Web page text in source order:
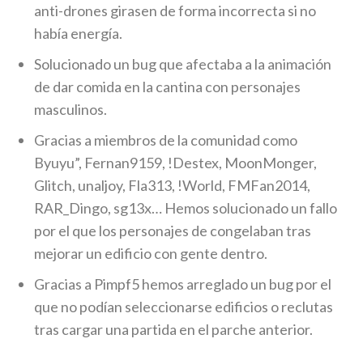
anti-drones girasen de forma incorrecta si no
había energía.
Solucionado un bug que afectaba a la animación
de dar comida en la cantina con personajes
masculinos.
Gracias a miembros de la comunidad como
Byuyu”, Fernan9159, !Destex, MoonMonger,
Glitch, unaljoy, Fla313, !World, FMFan2014,
RAR_Dingo, sg13x… Hemos solucionado un fallo
por el que los personajes de congelaban tras
mejorar un edificio con gente dentro.
Gracias a Pimpf5 hemos arreglado un bug por el
que no podían seleccionarse edificios o reclutas
tras cargar una partida en el parche anterior.